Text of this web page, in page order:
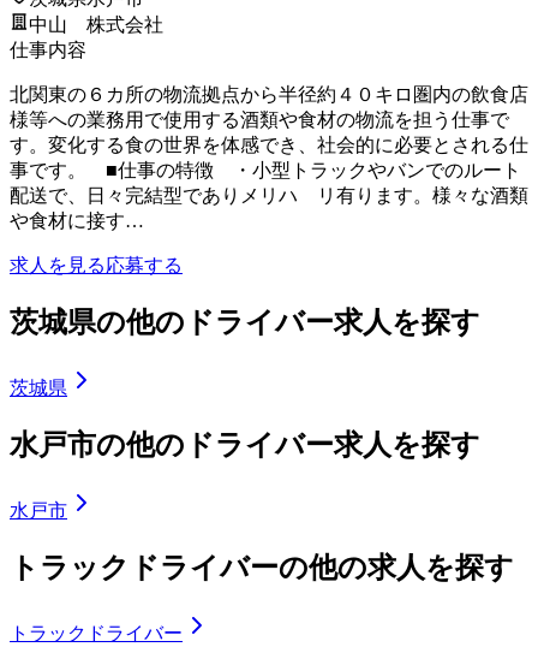
中山 株式会社
仕事内容
北関東の６カ所の物流拠点から半径約４０キロ圏内の飲食店
様等への業務用で使用する酒類や食材の物流を担う仕事で
す。変化する食の世界を体感でき、社会的に必要とされる仕
事です。 ■仕事の特徴 ・小型トラックやバンでのルート
配送で、日々完結型でありメリハ リ有ります。様々な酒類
や食材に接す…
求人を見る応募する
茨城県の他のドライバー求人を探す
茨城県
水戸市の他のドライバー求人を探す
水戸市
トラックドライバーの他の求人を探す
トラックドライバー